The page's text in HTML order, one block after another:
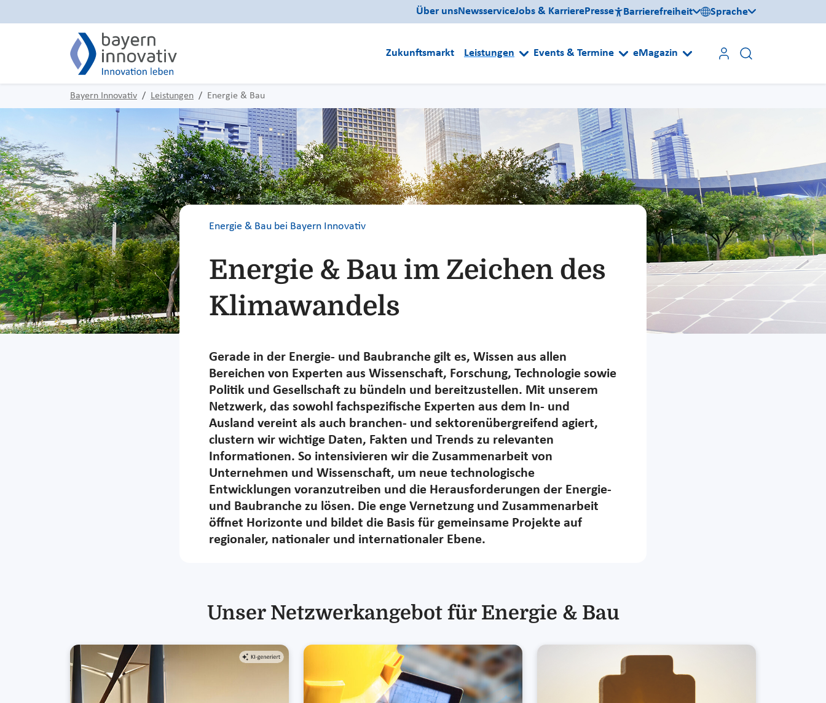
Über unsNewsserviceJobs & KarrierePresse Barrierefreiheit Sprache
Zukunftsmarkt Leistungen Events & Termine eMagazin
Bayern Innovativ Leistungen Energie & Bau
Energie & Bau bei Bayern Innovativ
Energie & Bau im Zeichen des
Klimawandels
Gerade in der Energie- und Baubranche gilt es, Wissen aus allen
Bereichen von Experten aus Wissenschaft, Forschung, Technologie sowie
Politik und Gesellschaft zu bündeln und bereitzustellen. Mit unserem
Netzwerk, das sowohl fachspezifische Experten aus dem In- und
Ausland vereint als auch branchen- und sektorenübergreifend agiert,
clustern wir wichtige Daten, Fakten und Trends zu relevanten
Informationen. So intensivieren wir die Zusammenarbeit von
Unternehmen und Wissenschaft, um neue technologische
Entwicklungen voranzutreiben und die Herausforderungen der Energie-
und Baubranche zu lösen. Die enge Vernetzung und Zusammenarbeit
öffnet Horizonte und bildet die Basis für gemeinsame Projekte auf
regionaler, nationaler und internationaler Ebene.
Unser Netzwerkangebot für Energie & Bau